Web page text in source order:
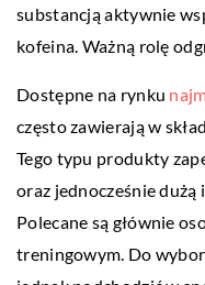
substancją aktywnie
kofeina. Ważną rolę
Dostępne na rynku
często zawierają w
Tego typu produkty
oraz jednocześnie
Polecane są głównie
treningowym. Do